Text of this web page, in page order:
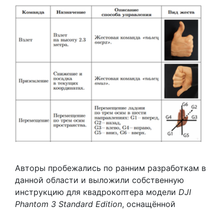
Авторы пробежались по ранним разработкам в
данной области и выложили собственную
инструкцию для квадрокоптера модели DJI
Phantom 3 Standard Edition, оснащённой